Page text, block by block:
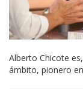
Alberto Chicote
ámbito, pionero